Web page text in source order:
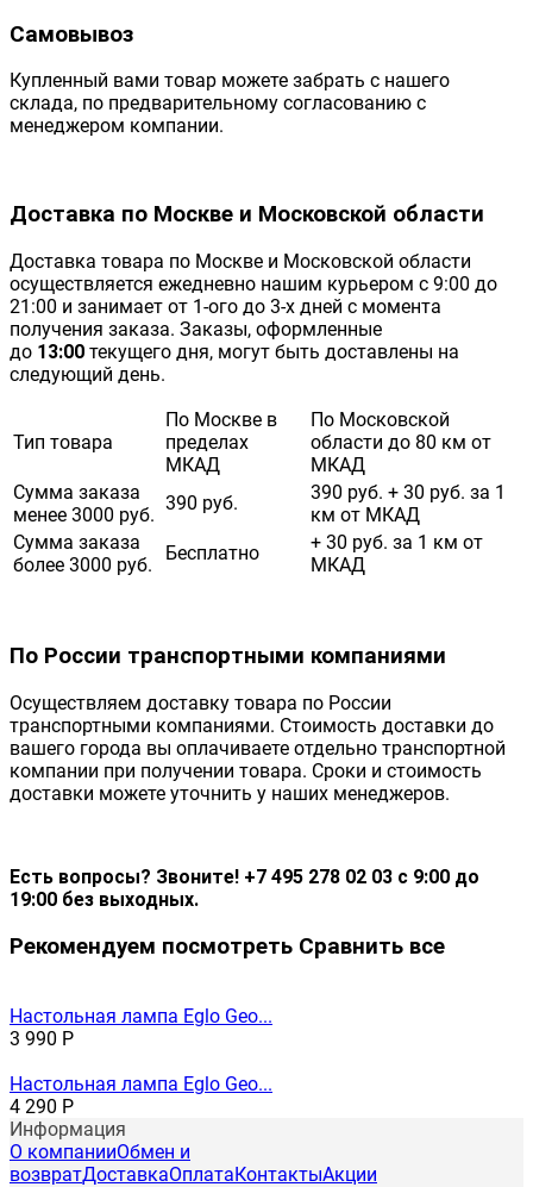
Самовывоз
Купленный вами товар можете забрать с нашего
склада, по предварительному согласованию с
менеджером компании.
Доставка по Москве и Московской области
Доставка товара по Москве и Московской области
осуществляется ежедневно нашим курьером с 9:00 до
21:00 и занимает от 1-ого до 3-х дней с момента
получения заказа. Заказы, оформленные
до 13:00 текущего дня, могут быть доставлены на
следующий день.
Тип товара
По Москве в
пределах
МКАД
По Московской
области до 80 км от
МКАД
Сумма заказа
менее 3000 руб.
390 руб.
390 руб. + 30 руб. за 1
км от МКАД
Сумма заказа
более 3000 руб.
Бесплатно
+ 30 руб. за 1 км от
МКАД
По России транспортными компаниями
Осуществляем доставку товара по России
транспортными компаниями. Стоимость доставки до
вашего города вы оплачиваете отдельно транспортной
компании при получении товара. Сроки и стоимость
доставки можете уточнить у наших менеджеров.
Есть вопросы? Звоните! +7 495 278 02 03 с 9:00 до
19:00 без выходных.
Рекомендуем посмотреть Сравнить все
Настольная лампа Eglo Geo...
3 990 Р
Настольная лампа Eglo Geo...
4 290 Р
Информация
О компанииОбмен и
возвратДоставкаОплатаКонтактыАкции